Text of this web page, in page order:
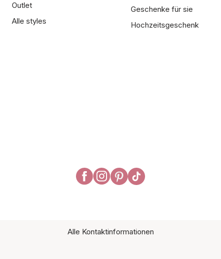
Outlet
Alle styles
Geschenke für sie
Hochzeitsgeschenk
Alle Kontaktinformationen